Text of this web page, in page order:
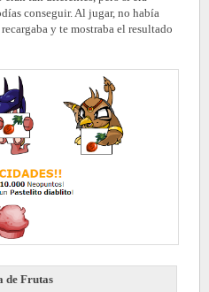
conseguir. Al jugar, no había
y te mostraba el resultado
de Frutas